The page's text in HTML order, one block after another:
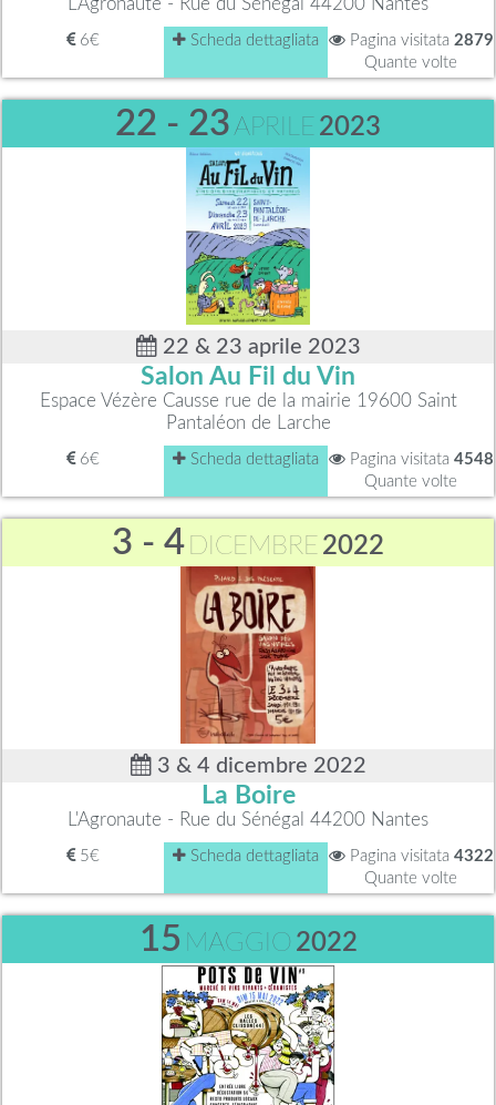
L'Agronaute - Rue du Sénégal 44200 Nantes
6€ Scheda dettagliata Pagina visitata 2879
Quante volte
22 - 23APRILE 2023
22 & 23 aprile 2023
Salon Au Fil du Vin
Espace Vézère Causse rue de la mairie 19600 Saint
Pantaléon de Larche
6€ Scheda dettagliata Pagina visitata 4548
Quante volte
3 - 4 DICEMBRE 2022
3 & 4 dicembre 2022
La Boire
L'Agronaute - Rue du Sénégal 44200 Nantes
5€ Scheda dettagliata Pagina visitata 4322
Quante volte
15 MAGGIO 2022